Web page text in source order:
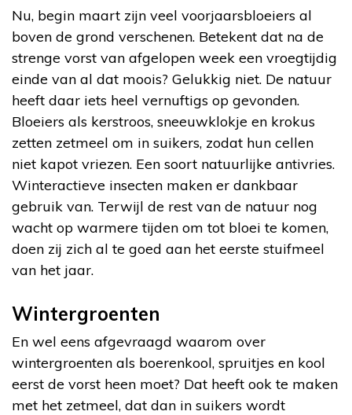
Nu, begin maart zijn veel voorjaarsbloeiers al
boven de grond verschenen. Betekent dat na de
strenge vorst van afgelopen week een vroegtijdig
einde van al dat moois? Gelukkig niet. De natuur
heeft daar iets heel vernuftigs op gevonden.
Bloeiers als kerstroos, sneeuwklokje en krokus
zetten zetmeel om in suikers, zodat hun cellen
niet kapot vriezen. Een soort natuurlijke antivries.
Winteractieve insecten maken er dankbaar
gebruik van. Terwijl de rest van de natuur nog
wacht op warmere tijden om tot bloei te komen,
doen zij zich al te goed aan het eerste stuifmeel
van het jaar.
Wintergroenten
En wel eens afgevraagd waarom over
wintergroenten als boerenkool, spruitjes en kool
eerst de vorst heen moet? Dat heeft ook te maken
met het zetmeel, dat dan in suikers wordt